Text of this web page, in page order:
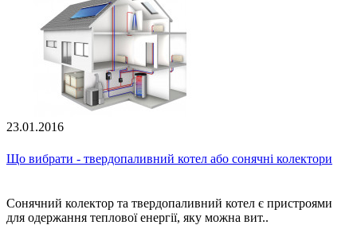
23.01.2016
Що вибрати - твердопаливний котел або сонячні колектори
Сонячний колектор та твердопаливний котел є пристроями
для одержання теплової енергії, яку можна вит..